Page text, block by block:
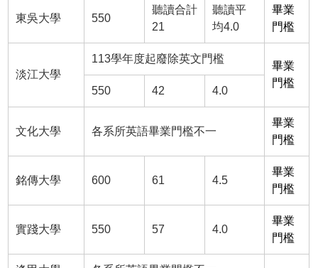
東吳大學 550
聽讀合計
21
聽讀平
均4.0
畢業
門檻
淡江大學
113學年度起廢除英文門檻
畢業
門檻
550 42 4.0
文化大學 各系所英語畢業門檻不一
畢業
門檻
銘傳大學 600 61 4.5
畢業
門檻
實踐大學 550 57 4.0
畢業
門檻